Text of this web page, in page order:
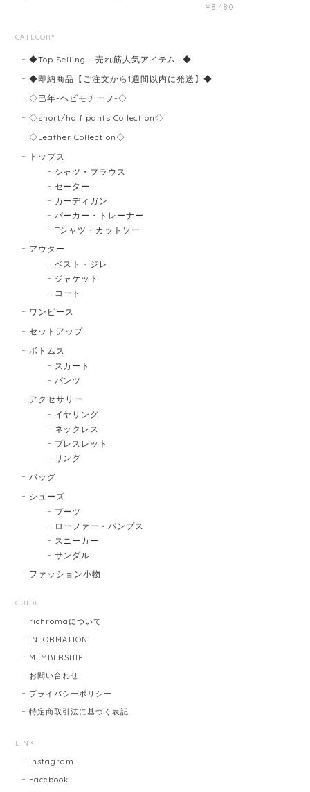
¥8,480
CATEGORY
◆Top Selling - 売れ筋人気アイテム -◆
◆即納商品【ご注文から1週間以内に発送】◆
◇巳年-ヘビモチーフ-◇
◇short/half pants Collection◇
◇Leather Collection◇
トップス
シャツ・ブラウス
セーター
カーディガン
パーカー・トレーナー
Tシャツ・カットソー
アウター
ベスト・ジレ
ジャケット
コート
ワンピース
セットアップ
ボトムス
スカート
パンツ
アクセサリー
イヤリング
ネックレス
ブレスレット
リング
バッグ
シューズ
ブーツ
ローファー・パンプス
スニーカー
サンダル
ファッション小物
GUIDE
richromaについて
INFORMATION
MEMBERSHIP
お問い合わせ
プライバシーポリシー
特定商取引法に基づく表記
LINK
Instagram
Facebook